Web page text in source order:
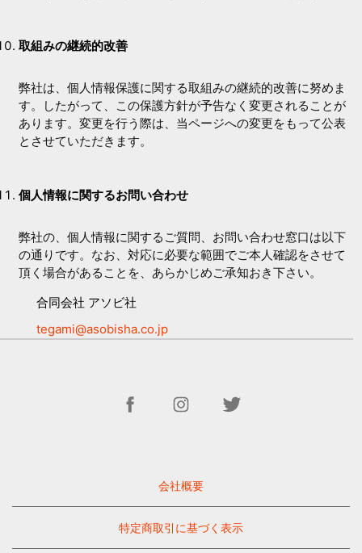
取組みの継続的改善
弊社は、個人情報保護に関する取組みの継続的改善に努めま
す。したがって、この保護方針が予告なく変更されることが
あります。変更を行う際は、当ページへの変更をもって公表
とさせていただきます。
個人情報に関するお問い合わせ
弊社の、個人情報に関するご質問、お問い合わせ窓口は以下
の通りです。なお、対応に必要な範囲でご本人確認をさせて
頂く場合があることを、あらかじめご承知おき下さい。
合同会社 アソビ社
tegami@asobisha.co.jp
会社概要
特定商取引に基づく表示